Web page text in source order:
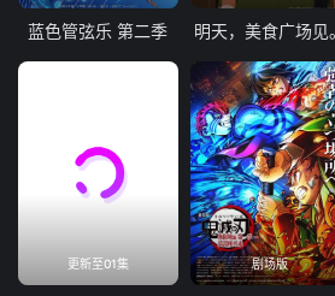
蓝色管弦乐 第二季 明天，美食广场见。
更新至01集 剧场版